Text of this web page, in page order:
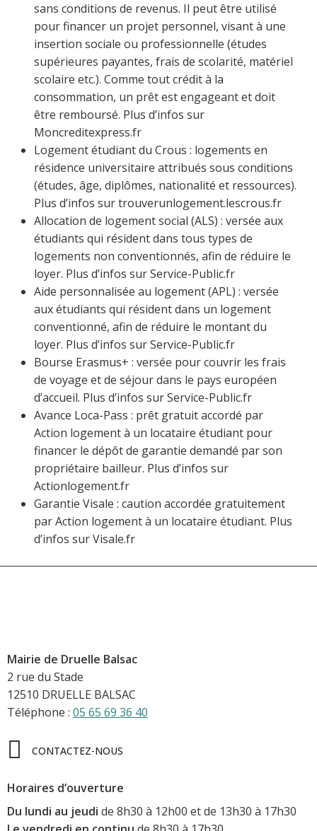
sans conditions de revenus. Il peut être utilisé
pour financer un projet personnel, visant à une
insertion sociale ou professionnelle (études
supérieures payantes, frais de scolarité, matériel
scolaire etc.). Comme tout crédit à la
consommation, un prêt est engageant et doit
être remboursé. Plus d’infos sur
Moncreditexpress.fr
Logement étudiant du Crous : logements en
résidence universitaire attribués sous conditions
(études, âge, diplômes, nationalité et ressources).
Plus d’infos sur trouverunlogement.lescrous.fr
Allocation de logement social (ALS) : versée aux
étudiants qui résident dans tous types de
logements non conventionnés, afin de réduire le
loyer. Plus d’infos sur Service-Public.fr
Aide personnalisée au logement (APL) : versée
aux étudiants qui résident dans un logement
conventionné, afin de réduire le montant du
loyer. Plus d’infos sur Service-Public.fr
Bourse Erasmus+ : versée pour couvrir les frais
de voyage et de séjour dans le pays européen
d’accueil. Plus d’infos sur Service-Public.fr
Avance Loca-Pass : prêt gratuit accordé par
Action logement à un locataire étudiant pour
financer le dépôt de garantie demandé par son
propriétaire bailleur. Plus d’infos sur
Actionlogement.fr
Garantie Visale : caution accordée gratuitement
par Action logement à un locataire étudiant. Plus
d’infos sur Visale.fr
Mairie de Druelle Balsac
2 rue du Stade
12510 DRUELLE BALSAC
Téléphone : 05 65 69 36 40
CONTACTEZ-NOUS
Horaires d’ouverture
Du lundi au jeudi de 8h30 à 12h00 et de 13h30 à 17h30